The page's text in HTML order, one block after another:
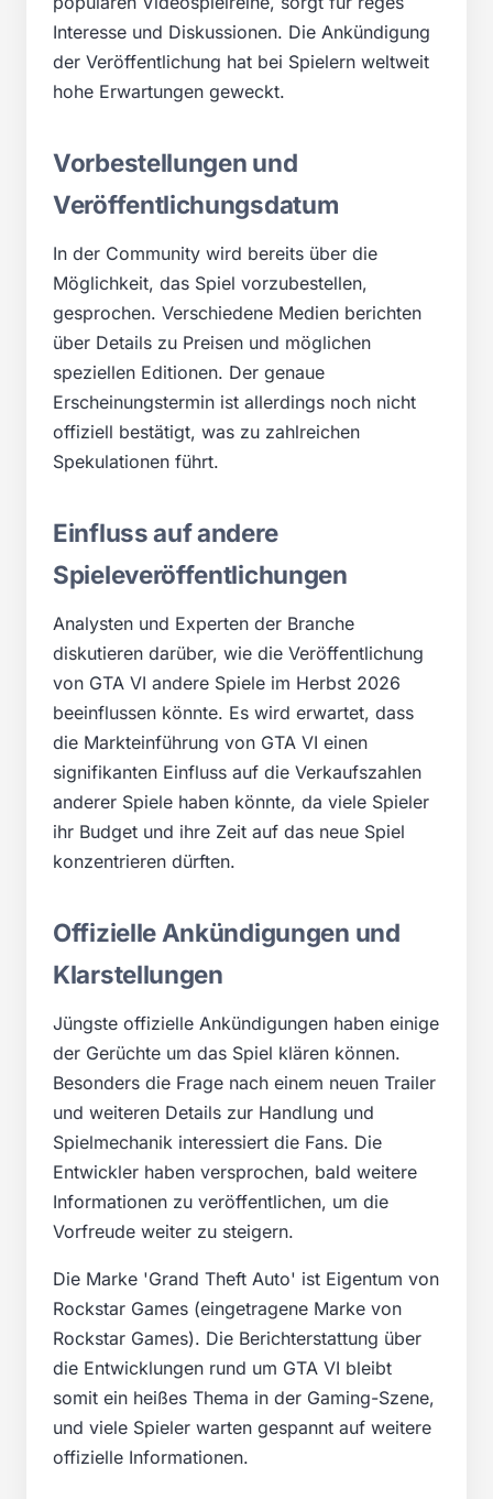
Interesse und Diskussionen. Die Ankündigung
der Veröffentlichung hat bei Spielern weltweit
hohe Erwartungen geweckt.
Vorbestellungen und
Veröffentlichungsdatum
In der Community wird bereits über die
Möglichkeit, das Spiel vorzubestellen,
gesprochen. Verschiedene Medien berichten
über Details zu Preisen und möglichen
speziellen Editionen. Der genaue
Erscheinungstermin ist allerdings noch nicht
offiziell bestätigt, was zu zahlreichen
Spekulationen führt.
Einfluss auf andere
Spieleveröffentlichungen
Analysten und Experten der Branche
diskutieren darüber, wie die Veröffentlichung
von GTA VI andere Spiele im Herbst 2026
beeinflussen könnte. Es wird erwartet, dass
die Markteinführung von GTA VI einen
signifikanten Einfluss auf die Verkaufszahlen
anderer Spiele haben könnte, da viele Spieler
ihr Budget und ihre Zeit auf das neue Spiel
konzentrieren dürften.
Offizielle Ankündigungen und
Klarstellungen
Jüngste offizielle Ankündigungen haben einige
der Gerüchte um das Spiel klären können.
Besonders die Frage nach einem neuen Trailer
und weiteren Details zur Handlung und
Spielmechanik interessiert die Fans. Die
Entwickler haben versprochen, bald weitere
Informationen zu veröffentlichen, um die
Vorfreude weiter zu steigern.
Die Marke 'Grand Theft Auto' ist Eigentum von
Rockstar Games (eingetragene Marke von
Rockstar Games). Die Berichterstattung über
die Entwicklungen rund um GTA VI bleibt
somit ein heißes Thema in der Gaming-Szene,
und viele Spieler warten gespannt auf weitere
offizielle Informationen.